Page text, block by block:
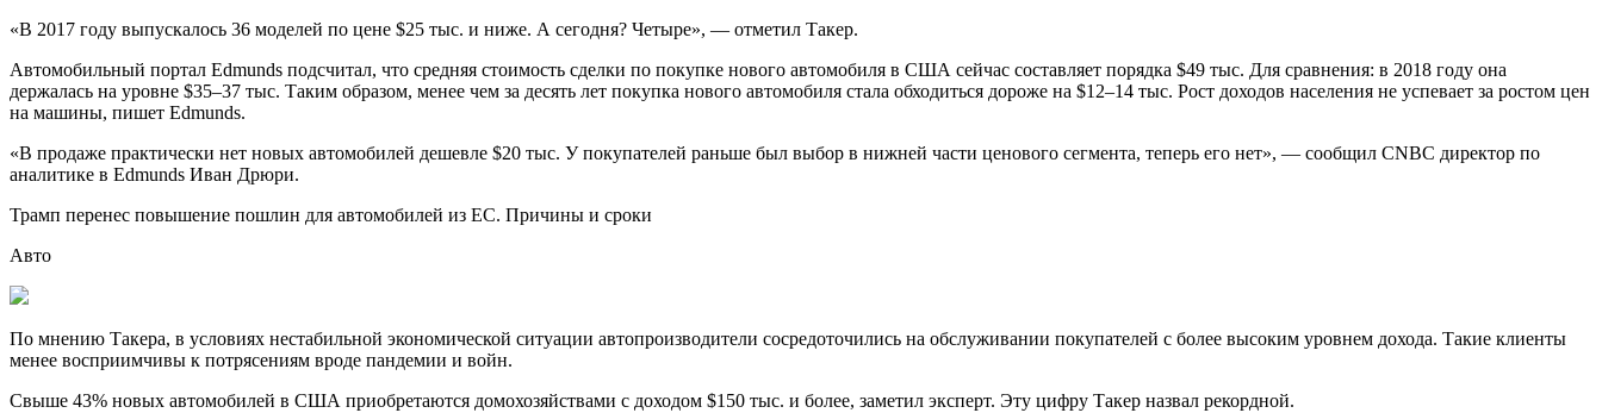
«В 2017 году выпускалось 36 моделей по цене $25 тыс. и ниже. А сегодня? Четыре», — отметил Такер.
Автомобильный портал Edmunds подсчитал, что средняя стоимость сделки по покупке нового автомобиля в США сейчас составляет порядка $49 тыс. Для сравнения: в 2018 году она
держалась на уровне $35–37 тыс. Таким образом, менее чем за десять лет покупка нового автомобиля стала обходиться дороже на $12–14 тыс. Рост доходов населения не успевает за ростом цен
на машины, пишет Edmunds.
«В продаже практически нет новых автомобилей дешевле $20 тыс. У покупателей раньше был выбор в нижней части ценового сегмента, теперь его нет», — сообщил CNBC директор по
аналитике в Edmunds Иван Дрюри.
Трамп перенес повышение пошлин для автомобилей из ЕС. Причины и сроки
Авто
По мнению Такера, в условиях нестабильной экономической ситуации автопроизводители сосредоточились на обслуживании покупателей с более высоким уровнем дохода. Такие клиенты
менее восприимчивы к потрясениям вроде пандемии и войн.
Свыше 43% новых автомобилей в США приобретаются домохозяйствами с доходом $150 тыс. и более, заметил эксперт. Эту цифру Такер назвал рекордной.